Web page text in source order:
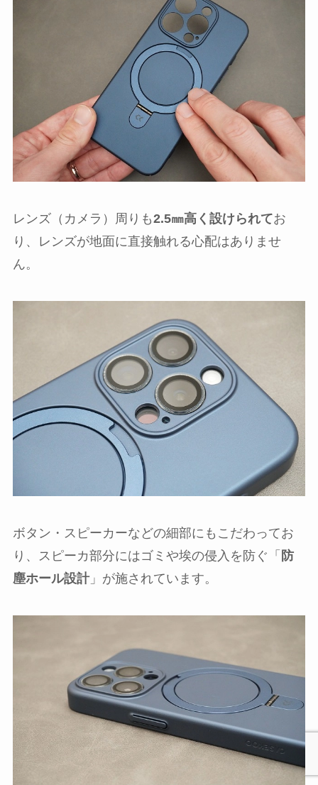
レンズ（カメラ）周りも2.5㎜高く設けられてお
り、レンズが地面に直接触れる心配はありませ
ん。
ボタン・スピーカーなどの細部にもこだわってお
り、スピーカ部分にはゴミや埃の侵入を防ぐ「 防
塵ホール設計」が施されています。